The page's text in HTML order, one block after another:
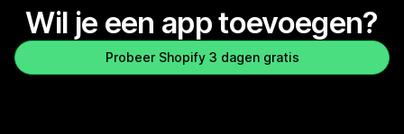
Wil je een app toevoegen?
Probeer Shopify 3 dagen gratis